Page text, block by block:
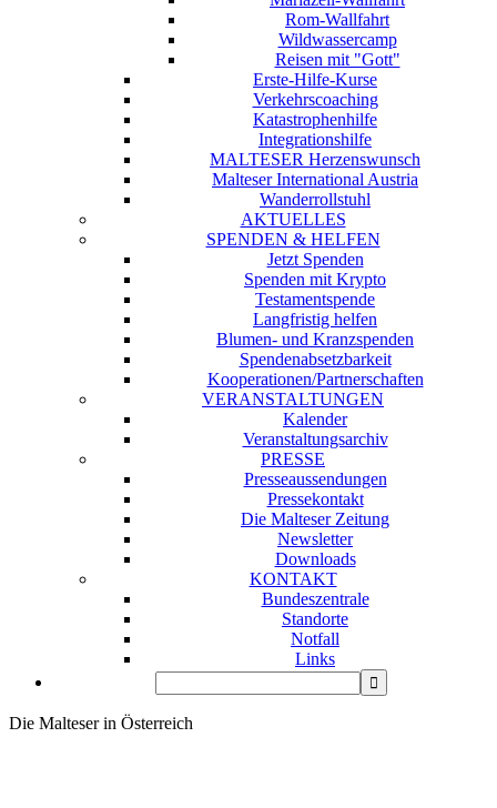
Rom-Wallfahrt
Wildwassercamp
Reisen mit "Gott"
Erste-Hilfe-Kurse
Verkehrscoaching
Katastrophenhilfe
Integrationshilfe
MALTESER Herzenswunsch
Malteser International Austria
Wanderrollstuhl
AKTUELLES
SPENDEN & HELFEN
Jetzt Spenden
Spenden mit Krypto
Testamentspende
Langfristig helfen
Blumen- und Kranzspenden
Spendenabsetzbarkeit
Kooperationen/Partnerschaften
VERANSTALTUNGEN
Kalender
Veranstaltungsarchiv
PRESSE
Presseaussendungen
Pressekontakt
Die Malteser Zeitung
Newsletter
Downloads
KONTAKT
Bundeszentrale
Standorte
Notfall
Links
Die Malteser in Österreich